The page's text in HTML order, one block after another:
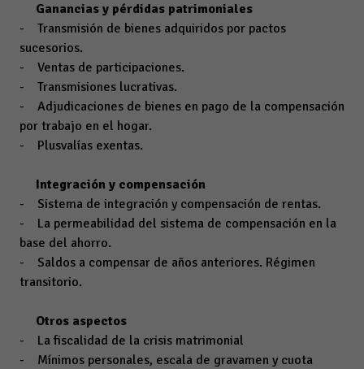
Ganancias y pérdidas patrimoniales
- Transmisión de bienes adquiridos por pactos
sucesorios.
- Ventas de participaciones.
- Transmisiones lucrativas.
- Adjudicaciones de bienes en pago de la compensación
por trabajo en el hogar.
- Plusvalías exentas.
Integración y compensación
- Sistema de integración y compensación de rentas.
- La permeabilidad del sistema de compensación en la
base del ahorro.
- Saldos a compensar de años anteriores. Régimen
transitorio.
Otros aspectos
- La fiscalidad de la crisis matrimonial
- Mínimos personales, escala de gravamen y cuota